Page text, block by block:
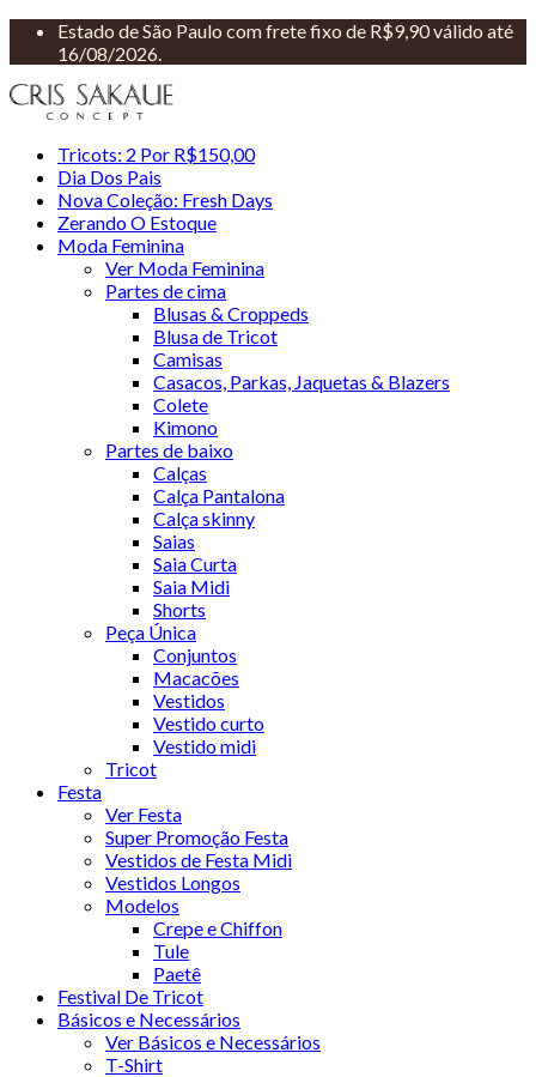
Estado de São Paulo com frete fixo de R$9,90 válido até
16/08/2026.
Tricots: 2 Por R$150,00
Dia Dos Pais
Nova Coleção: Fresh Days
Zerando O Estoque
Moda Feminina
Ver Moda Feminina
Partes de cima
Blusas & Croppeds
Blusa de Tricot
Camisas
Casacos, Parkas, Jaquetas & Blazers
Colete
Kimono
Partes de baixo
Calças
Calça Pantalona
Calça skinny
Saias
Saia Curta
Saia Midi
Shorts
Peça Única
Conjuntos
Macacões
Vestidos
Vestido curto
Vestido midi
Tricot
Festa
Ver Festa
Super Promoção Festa
Vestidos de Festa Midi
Vestidos Longos
Modelos
Crepe e Chiffon
Tule
Paetê
Festival De Tricot
Básicos e Necessários
Ver Básicos e Necessários
T-Shirt